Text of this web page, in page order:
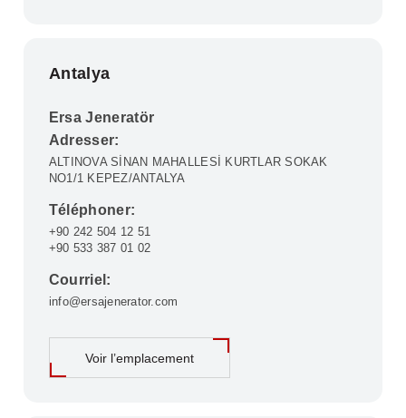
Antalya
Ersa Jeneratör
Adresser:
ALTINOVA SİNAN MAHALLESİ KURTLAR SOKAK
NO1/1 KEPEZ/ANTALYA
Téléphoner:
+90 242 504 12 51
+90 533 387 01 02
Courriel:
info@ersajenerator.com
Voir l’emplacement